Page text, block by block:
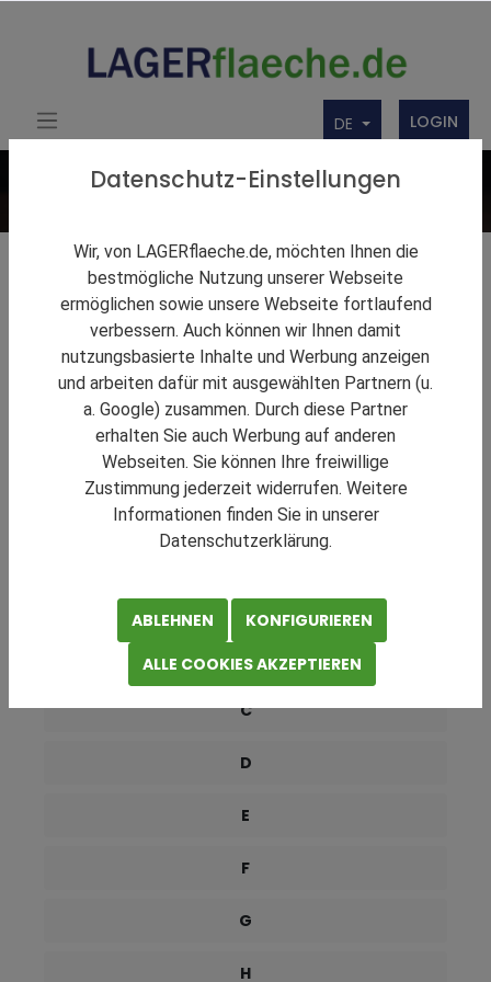
DE LOGIN
Lagerlösungen
Firmenbörse
Über uns
Produkte
RATGEBER NAVIGATION
0-9
A
B
C
D
E
F
G
H
Datenschutz-Einstellungen
Wir, von LAGERflaeche.de, möchten Ihnen die
bestmögliche Nutzung unserer Webseite
ermöglichen sowie unsere Webseite fortlaufend
verbessern. Auch können wir Ihnen damit
nutzungsbasierte Inhalte und Werbung anzeigen
und arbeiten dafür mit ausgewählten Partnern (u.
a. Google) zusammen. Durch diese Partner
erhalten Sie auch Werbung auf anderen
Webseiten. Sie können Ihre freiwillige
Zustimmung jederzeit widerrufen. Weitere
Informationen finden Sie in unserer
Datenschutzerklärung.
ABLEHNEN
KONFIGURIEREN
ALLE COOKIES AKZEPTIEREN